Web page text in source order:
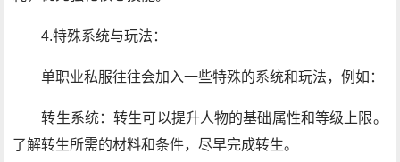
4.特殊系统与玩法：
单职业私服往往会加入一些特殊的系统和玩法，例如：
转生系统：转生可以提升人物的基础属性和等级上限。
了解转生所需的材料和条件，尽早完成转生。